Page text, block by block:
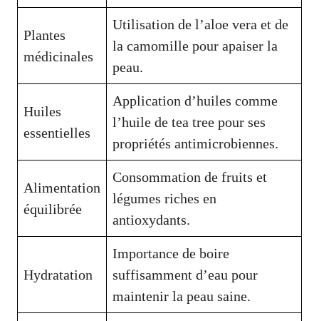
Plantes
médicinales
Utilisation de l’aloe vera et de
la camomille pour apaiser la
peau.
Huiles
essentielles
Application d’huiles comme
l’huile de tea tree pour ses
propriétés antimicrobiennes.
Alimentation
équilibrée
Consommation de fruits et
légumes riches en
antioxydants.
Hydratation
Importance de boire
suffisamment d’eau pour
maintenir la peau saine.